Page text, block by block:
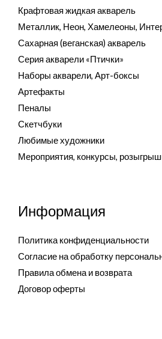
Крафтовая жидкая акварель
Металлик, Неон, Хамелеоны,
Сахарная (веганская) акварель
Серия акварели «Птички»
Наборы акварели, Арт-боксы
Артефакты
Пеналы
Скетчбуки
Любимые художники
Мероприятия, конкурсы,
Информация
Политика конфиденциальности
Согласие на обработку
Правила обмена и возврата
Договор оферты